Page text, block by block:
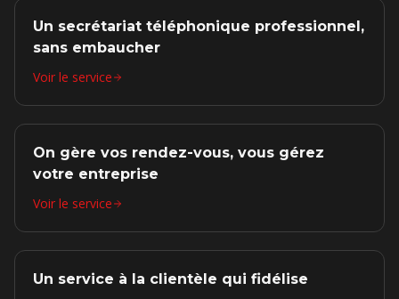
Un secrétariat téléphonique professionnel,
sans embaucher
Voir le service
On gère vos rendez-vous, vous gérez
votre entreprise
Voir le service
Un service à la clientèle qui fidélise